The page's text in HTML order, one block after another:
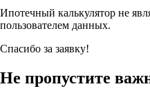
Ипотечный калькулятор не
пользователем данных.
Спасибо за заявку!
Не пропустите